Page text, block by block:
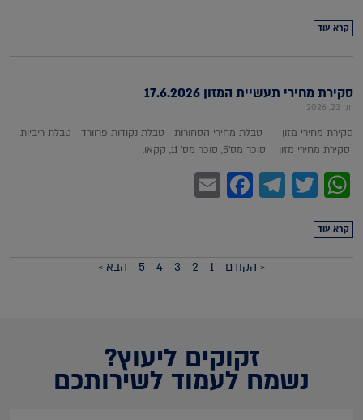
קרא עוד
סקירת מחירי תעשיית המזון 17.6.2026
יוני 23, 2026
סקירת מחירי מזון טבלת מחירי הסחורות טבלת נקודות פרוורד טבלת ריביות
סקירת מחירי מזון סוכר מס'5, סוכר מס' 11, קקאו,
WhatsApp
Twitter
Telegram
Facebook
קרא עוד
« הקודם 1
2
3
4
5 הבא »
זקוקים ליעוץ?
נשמח לעמוד לשירותכם